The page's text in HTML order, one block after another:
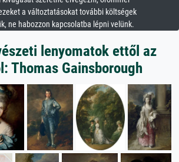
a változtatásokat további költségek
ne habozzon kapcsolatba lépni velünk.
lenyomatok ettől az
Thomas Gainsborough